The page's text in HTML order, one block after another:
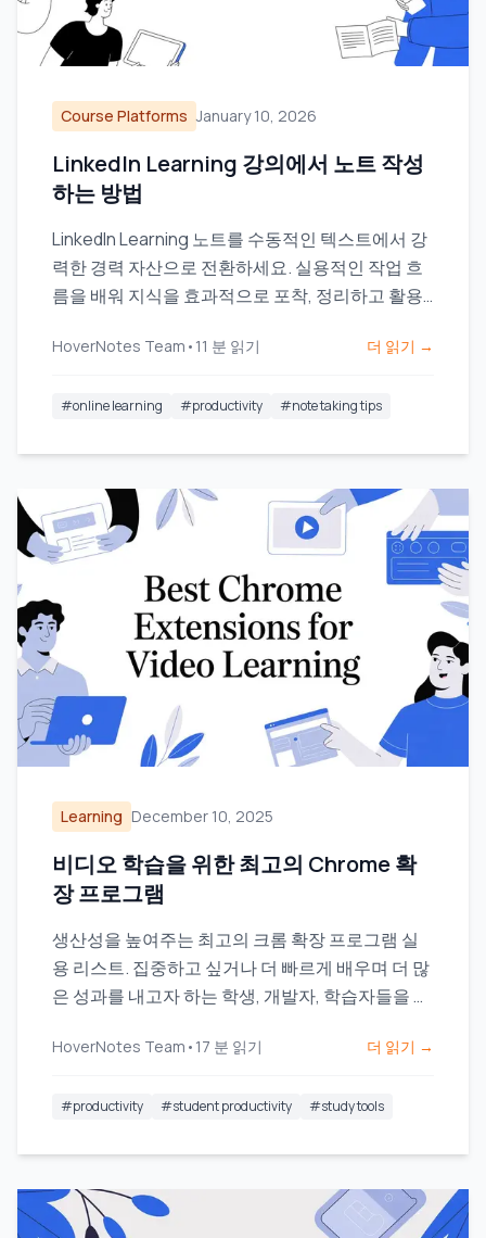
Course Platforms January 10, 2026
LinkedIn Learning 강의에서 노트 작성
하는 방법
LinkedIn Learning 노트를 수동적인 텍스트에서 강
력한 경력 자산으로 전환하세요. 실용적인 작업 흐
름을 배워 지식을 효과적으로 포착, 정리하고 활용
HoverNotes Team • 11 분 읽기 더 읽기 →
#online learning #productivity #note taking tips
Learning December 10, 2025
비디오 학습을 위한 최고의 Chrome 확
장 프로그램
생산성을 높여주는 최고의 크롬 확장 프로그램 실
용 리스트. 집중하고 싶거나 더 빠르게 배우며 더 많
은 성과를 내고자 하는 학생, 개발자, 학습자들을 위
HoverNotes Team • 17 분 읽기 더 읽기 →
#productivity #student productivity #study tools